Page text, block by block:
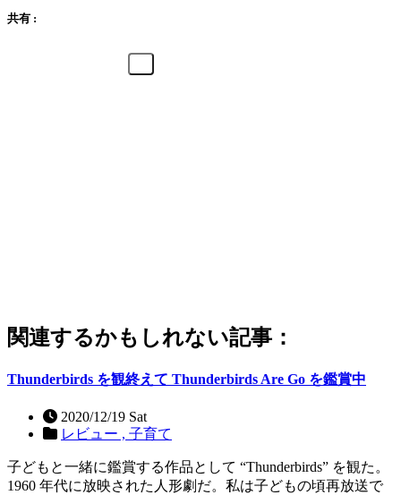
共有 :
関連するかもしれない記事：
Thunderbirds を観終えて Thunderbirds Are Go を鑑賞中
2020/12/19 Sat
レビュー , 子育て
子どもと一緒に鑑賞する作品として “Thunderbirds” を観た。
1960 年代に放映された人形劇だ。私は子どもの頃再放送で